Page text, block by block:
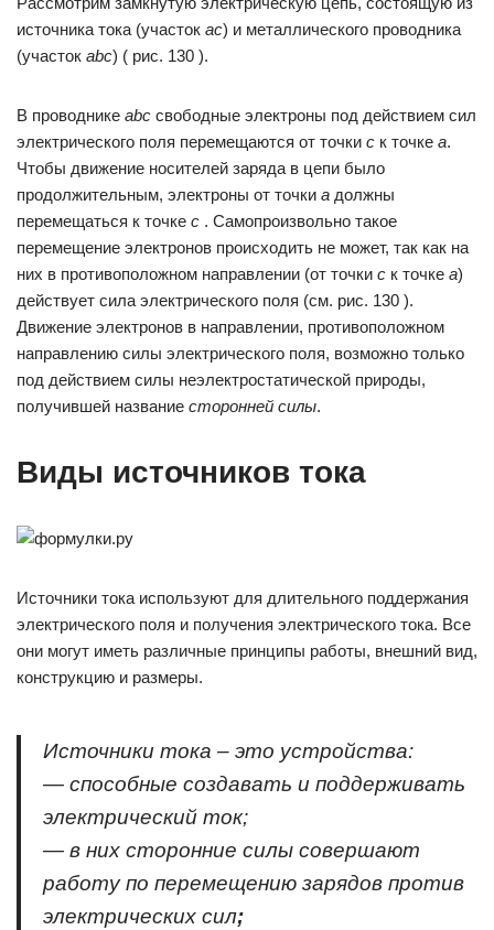
источника тока (участок ас) и металлического проводника
(участок abc) ( рис. 130 ).
В проводнике abc свободные электроны под действием сил
электрического поля перемещаются от точки с к точке a.
Чтобы движение носителей заряда в цепи было
продолжительным, электроны от точки a должны
перемещаться к точке с . Самопроизвольно такое
перемещение электронов происходить не может, так как на
них в противоположном направлении (от точки с к точке a)
действует сила электрического поля (см. рис. 130 ).
Движение электронов в направлении, противоположном
направлению силы электрического поля, возможно только
под действием силы неэлектростатической природы,
получившей название сторонней силы.
Виды источников тока
Источники тока используют для длительного поддержания
электрического поля и получения электрического тока. Все
они могут иметь различные принципы работы, внешний вид,
конструкцию и размеры.
Источники тока – это устройства:
— способные создавать и поддерживать
электрический ток;
— в них сторонние силы совершают
работу по перемещению зарядов против
электрических сил;